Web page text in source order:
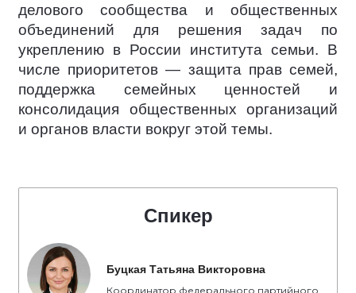
делового сообщества и общественных
объединений для решения задач по
укреплению в России института семьи. В
числе приоритетов — защита прав семей,
поддержка семейных ценностей и
консолидация общественных организаций
и органов власти вокруг этой темы.
Спикер
Буцкая Татьяна Викторовна
Координатор федерального партийного